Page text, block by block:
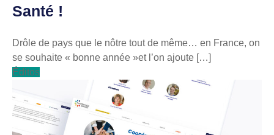
Santé !
Drôle de pays que le nôtre tout de même… en France, on
se souhaite « bonne année »et l’on ajoute […]
Éditos